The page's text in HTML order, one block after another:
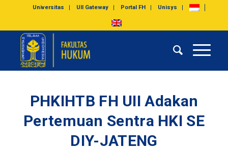
Universitas UII Gateway Portal FH Unisys
PHKIHTB FH UII Adakan
Pertemuan Sentra HKI SE
DIY-JATENG